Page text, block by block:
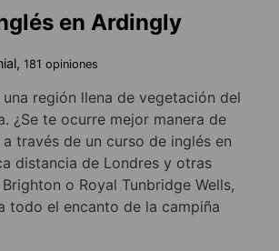
en Ardingly
181 opiniones
una región llena de vegetación del
¿Se te ocurre mejor manera de
través de un curso de inglés en
distancia de Londres y otras
o Royal Tunbridge Wells,
todo el encanto de la campiña